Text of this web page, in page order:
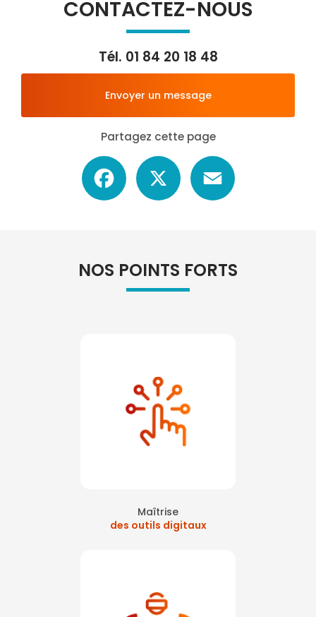
CONTACTEZ-NOUS
Tél. 01 84 20 18 48
Envoyer un message
Partagez cette page
Facebook
NOS POINTS FORTS
Maîtrise
des outils digitaux